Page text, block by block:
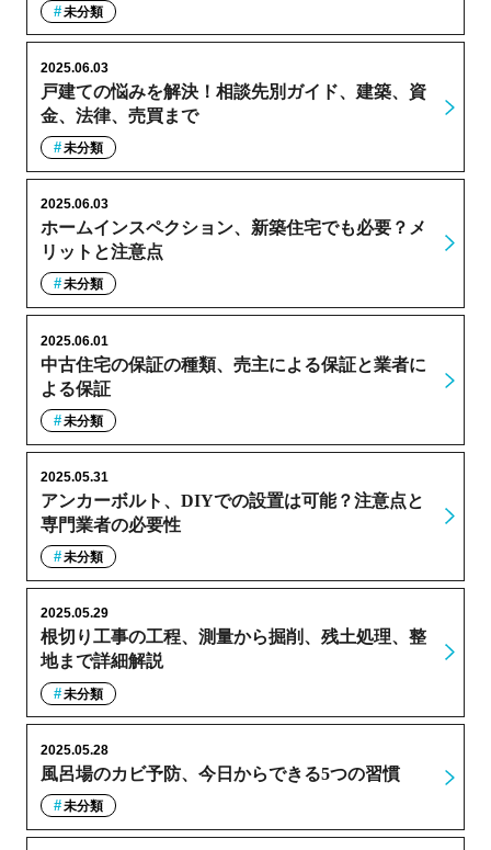
未分類
戸建ての悩みを解決！相談先別ガイド、建築、資
金、法律、売買まで
2025.06.03
未分類
ホームインスペクション、新築住宅でも必要？メ
リットと注意点
2025.06.03
未分類
中古住宅の保証の種類、売主による保証と業者に
よる保証
2025.06.01
未分類
アンカーボルト、DIYでの設置は可能？注意点と
専門業者の必要性
2025.05.31
未分類
根切り工事の工程、測量から掘削、残土処理、整
地まで詳細解説
2025.05.29
未分類
風呂場のカビ予防、今日からできる5つの習慣
2025.05.28
未分類